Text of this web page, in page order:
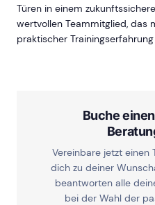
Türen in einem
wertvollen Teammitglied, das
praktischer
Buche
Vereinbare jetzt einen
dich zu deiner
beantworten alle
bei der Wahl der